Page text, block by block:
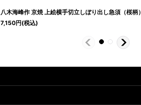
八木海峰作 京焼 上絵横手切立しぼり出し急須（桜柄）
7,150円(税込)